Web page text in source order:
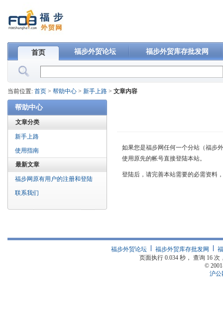
首页 福步外贸论坛 福步外贸库存批发网
当前位置: 首页 > 帮助中心 > 新手上路 > 文章内容
帮助中心
文章分类
新手上路
使用指南
最新文章
福步网原有用户的注册和登陆
联系我们
如果您是福步网任何一个分站（福步
使用原先的帐号直接登陆本站。
登陆后，请完善本站需要的必需资料
福步外贸论坛 福步外贸库存批发网
页面执行 0.034 秒， 查询 16
©
沪公